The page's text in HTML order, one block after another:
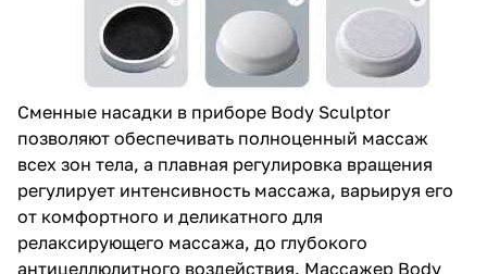
Сменные насадки в приборе Body Sculptor
позволяют обеспечивать полноценный массаж
всех зон тела, а плавная регулировка вращения
регулирует интенсивность массажа, варьируя его
от комфортного и деликатного для
релаксирующего массажа, до глубокого
антицеллюлитного воздействия. Массажер Body